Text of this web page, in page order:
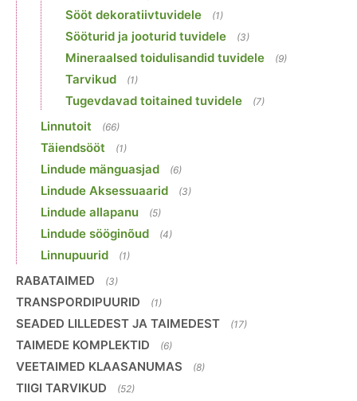
Sööt dekoratiivtuvidele (1)
Sööturid ja jooturid tuvidele (3)
Mineraalsed toidulisandid tuvidele (9)
Tarvikud (1)
Tugevdavad toitained tuvidele (7)
Linnutoit (66)
Täiendsööt (1)
Lindude mänguasjad (6)
Lindude Aksessuaarid (3)
Lindude allapanu (5)
Lindude sööginõud (4)
Linnupuurid (1)
RABATAIMED (3)
TRANSPORDIPUURID (1)
SEADED LILLEDEST JA TAIMEDEST (17)
TAIMEDE KOMPLEKTID (6)
VEETAIMED KLAASANUMAS (8)
TIIGI TARVIKUD (52)